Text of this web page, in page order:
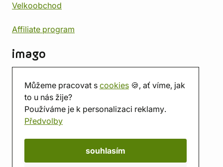
Můžeme pracovat s cookies 🍪, ať víme, jak
to u nás žije?
Používáme je k personalizaci reklamy.
Předvolby
souhlasím
Velkoobchod
Affiliate program
imago
Prodejna
Herna
O nás
Hodnocení obchodu